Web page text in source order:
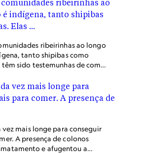
ribeirinhas ao longo
tanto shipibas como
têm sido testemunhas de como
a chegada da rodovia.
vez mais longe para conseguir
A presença de colonos
e afugentou a